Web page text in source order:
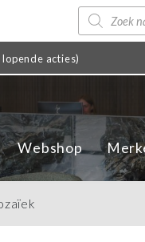
Producten
zoeken
lopende acties)
Webshop